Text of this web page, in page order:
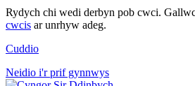
Rydych chi wedi derbyn pob cwci.
cwcis ar unrhyw adeg.
Cuddio
Neidio i'r prif gynnwys